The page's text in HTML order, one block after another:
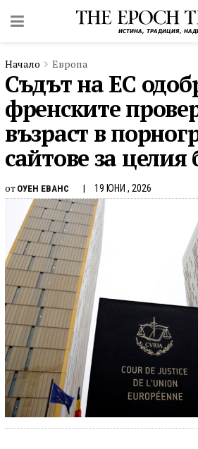
Начало Европа
Съдът на ЕС
френските
възраст в
сайтове за целия
от ОУЕН ЕВАНС 19 ЮНИ , 2026